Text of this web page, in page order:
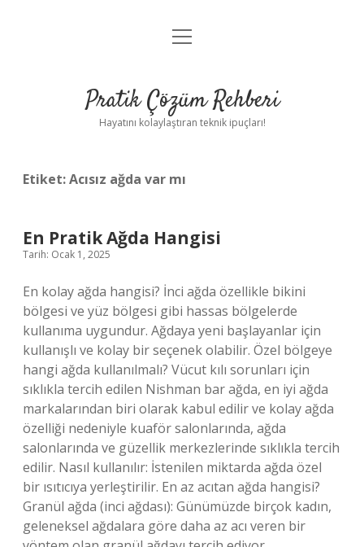
Anasayfa
Yasal Uyarı
menüyü
Pratik Çözüm Rehberi
Hayatını kolaylaştıran teknik ipuçları!
Etiket:Acısız ağda var mı
En Pratik Ağda Hangisi
Tarih: Ocak 1, 2025
En kolay ağda hangisi? İnci ağda özellikle bikini
bölgesi ve yüz bölgesi gibi hassas bölgelerde
kullanıma uygundur. Ağdaya yeni başlayanlar için
kullanışlı ve kolay bir seçenek olabilir. Özel bölgeye
hangi ağda kullanılmalı? Vücut kılı sorunları için
sıklıkla tercih edilen Nishman bar ağda, en iyi ağda
markalarından biri olarak kabul edilir ve kolay ağda
özelliği nedeniyle kuaför salonlarında, ağda
salonlarında ve güzellik merkezlerinde sıklıkla tercih
edilir. Nasıl kullanılır: İstenilen miktarda ağda özel
bir ısıtıcıya yerleştirilir. En az acıtan ağda hangisi?
Granül ağda (inci ağdası): Günümüzde birçok kadın,
geleneksel ağdalara göre daha az acı veren bir